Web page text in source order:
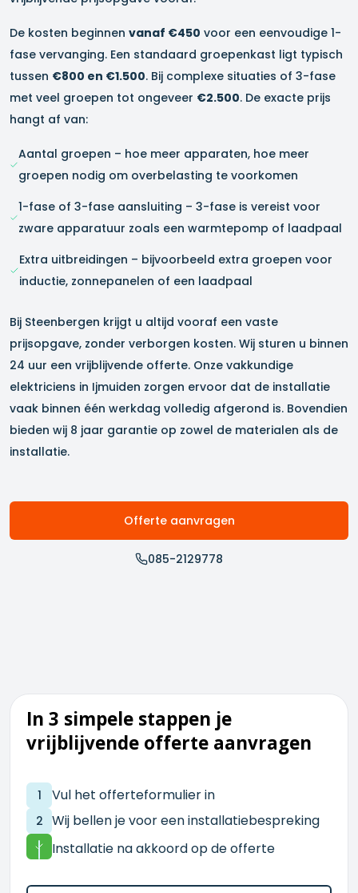
De kosten beginnen vanaf €450 voor een eenvoudige 1-
fase vervanging. Een standaard groepenkast ligt typisch
tussen €800 en €1.500. Bij complexe situaties of 3-fase
met veel groepen tot ongeveer €2.500. De exacte prijs
hangt af van:
Aantal groepen – hoe meer apparaten, hoe meer
groepen nodig om overbelasting te voorkomen
1-fase of 3-fase aansluiting – 3-fase is vereist voor
zware apparatuur zoals een warmtepomp of laadpaal
Extra uitbreidingen – bijvoorbeeld extra groepen voor
inductie, zonnepanelen of een laadpaal
Bij Steenbergen krijgt u altijd vooraf een vaste
prijsopgave, zonder verborgen kosten. Wij sturen u binnen
24 uur een vrijblijvende offerte. Onze vakkundige
elektriciens in Ijmuiden zorgen ervoor dat de installatie
vaak binnen één werkdag volledig afgerond is. Bovendien
bieden wij 8 jaar garantie op zowel de materialen als de
installatie.
Offerte aanvragen
085-2129778
In 3 simpele stappen je
vrijblijvende offerte aanvragen
1 Vul het offerteformulier in
2 Wij bellen je voor een installatiebespreking
Installatie na akkoord op de offerte